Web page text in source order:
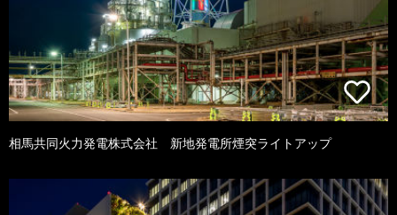
相馬共同火力発電株式会社 新地発電所煙突ライトアップ